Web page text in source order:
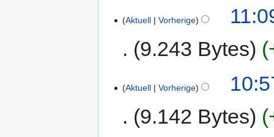
Aktuell Vorherige
9.243 Bytes
Aktuell Vorherige
9.142 Bytes